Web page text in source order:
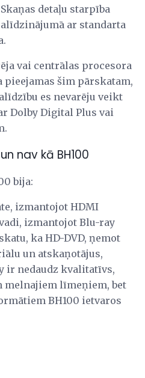
detaļu starpība
ar standarta
vai centrālas procesora
pieejamas šim pārskatam,
es nevarēju veikt
Dolby Digital Plus vai
nav kā BH100
bija:
izmantojot HDMI
izmantojot Blu-ray
ka HD-DVD, ņemot
un atskaņotājus,
ir nedaudz kvalitatīvs,
melnajiem līmeņiem, bet
BH100 ietvaros